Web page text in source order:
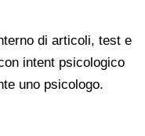
di articoli, test e
intent psicologico
uno psicologo.